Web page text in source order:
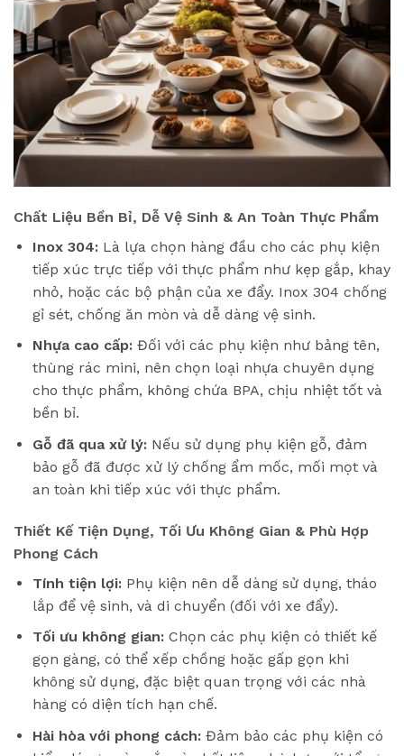
Chất Liệu Bền Bỉ, Dễ Vệ Sinh & An Toàn Thực Phẩm
Inox 304:Là lựa chọn hàng đầu cho các phụ kiện
tiếp xúc trực tiếp với thực phẩm như kẹp gắp, khay
nhỏ, hoặc các bộ phận của xe đẩy. Inox 304 chống
gỉ sét, chống ăn mòn và dễ dàng vệ sinh.
Nhựa cao cấp:Đối với các phụ kiện như bảng tên,
thùng rác mini, nên chọn loại nhựa chuyên dụng
cho thực phẩm, không chứa BPA, chịu nhiệt tốt và
bền bỉ.
Gỗ đã qua xử lý:Nếu sử dụng phụ kiện gỗ, đảm
bảo gỗ đã được xử lý chống ẩm mốc, mối mọt và
an toàn khi tiếp xúc với thực phẩm.
Thiết Kế Tiện Dụng, Tối Ưu Không Gian & Phù Hợp
Phong Cách
Tính tiện lợi:Phụ kiện nên dễ dàng sử dụng, tháo
lắp để vệ sinh, và di chuyển (đối với xe đẩy).
Tối ưu không gian:Chọn các phụ kiện có thiết kế
gọn gàng, có thể xếp chồng hoặc gấp gọn khi
không sử dụng, đặc biệt quan trọng với các nhà
hàng có diện tích hạn chế.
Hài hòa với phong cách:Đảm bảo các phụ kiện có